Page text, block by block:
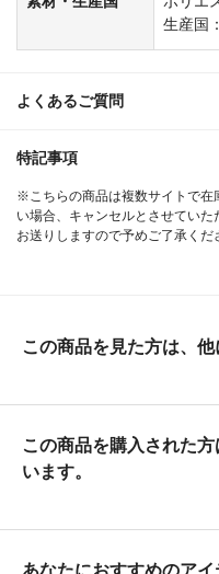
生産国
よくあるご質問
特記事項
※こちらの商品は複数サイトで在
い場合、キャンセルとさせてい
お送りしますので予めご了承くだ
この商品を見た方は、
この商品を購入された
います。
あなたにおすすめのアイ